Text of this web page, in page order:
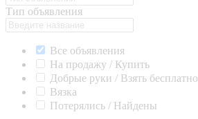
Тип объявления
Все объявления
На продажу / Купить
Добрые руки / Взять бесплатно
Вязка
Потерялись / Найдены